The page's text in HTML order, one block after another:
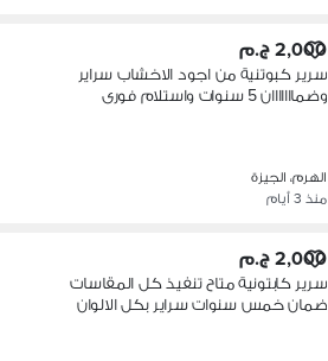
2,000 ج.م
سرير كبوتنية من اجود الاخشاب سراير
وضمااااااان 5 سنوات واستلام فورى
الهرم، الجيزة
منذ 3 أيام
2,000 ج.م
سرير كابتونية متاح تنفيذ كل المقاسات
ضمان خمس سنوات سراير بكل الالوان